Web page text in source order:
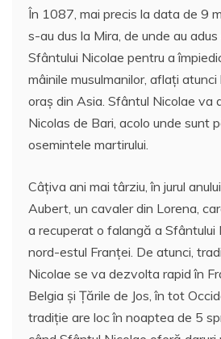
În 1087, mai precis la data de 9
s-au dus la Mira, de unde au
Sfântului Nicolae pentru a
mâinile musulmanilor, aflaţi
oraş din Asia. Sfântul Nicolae va
Nicolas de Bari, acolo unde sunt
osemintele martirului.
Câțiva ani mai târziu, în jurul
Aubert, un cavaler din Lorena,
a recuperat o falangă a Sfântului
nord-estul Franţei. De atunci,
Nicolae se va dezvolta rapid în
Belgia și Țările de Jos, în tot
tradiţie are loc în noaptea de 5